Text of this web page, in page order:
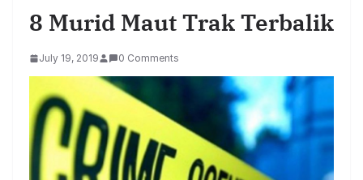
8 Murid Maut Trak Terbalik
July 19, 2019 0 Comments